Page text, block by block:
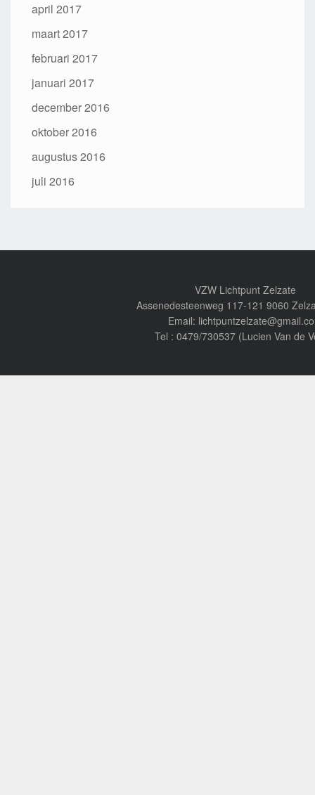
april 2017
maart 2017
februari 2017
januari 2017
december 2016
oktober 2016
augustus 2016
juli 2016
VZW Lichtpunt Zelzate
Assenedesteenweg 117-121 9060
Email:
Tel : 0479/730537 (Lucien Van de